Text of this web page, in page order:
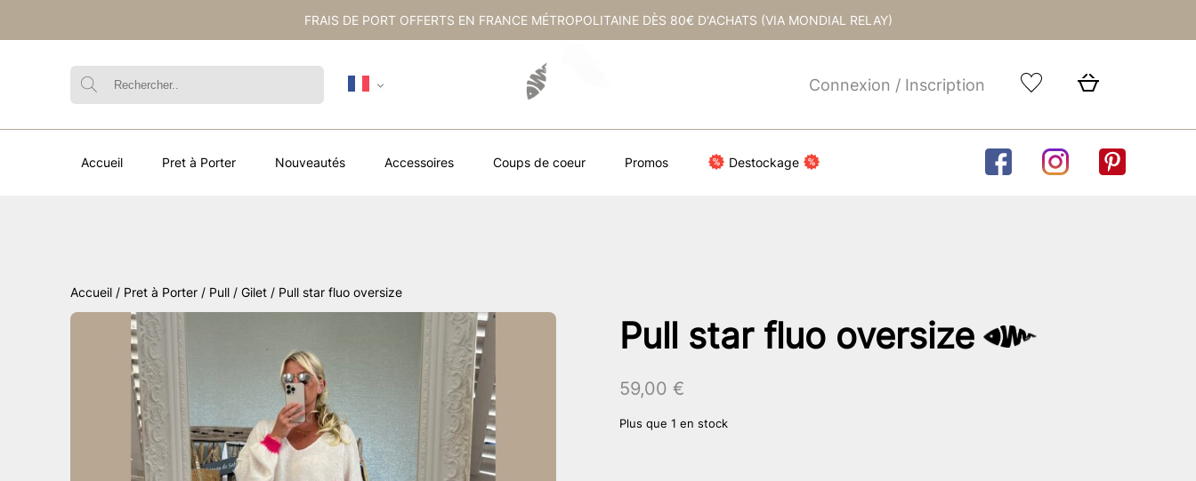
FRAIS DE PORT OFFERTS EN FRANCE MÉTROPOLITAINE DÈS 80€ D'ACHATS (VIA MONDIAL RELAY)
Connexion / Inscription
Accueil Pret à Porter Nouveautés Accessoires Coups de coeur Promos Destockage
Accueil / Pret à Porter / Pull / Gilet / Pull star fluo oversize
Pull star fluo oversize
59,00 €
Plus que 1 en stock